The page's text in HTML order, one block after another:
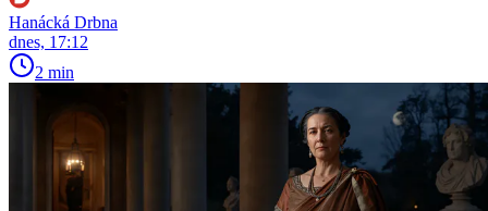
Hanácká Drbna
dnes, 17:12
2 min